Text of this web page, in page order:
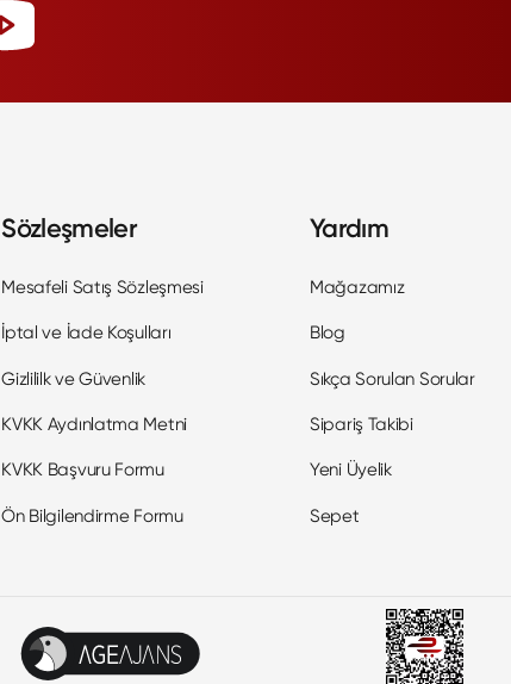
Sözleşmeler
Mesafeli Satış Sözleşmesi
İptal ve İade Koşulları
Gizlililk ve Güvenlik
KVKK Aydınlatma Metni
KVKK Başvuru Formu
Ön Bilgilendirme Formu
Yardım
Mağazamız
Blog
Sıkça Sorulan Sorular
Sipariş Takibi
Yeni Üyelik
Sepet